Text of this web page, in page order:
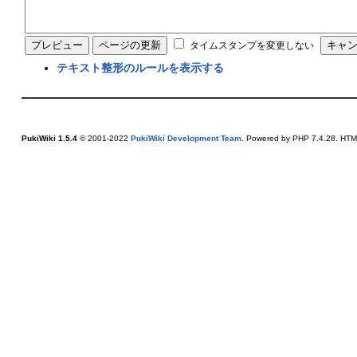
タイムスタンプを変更しない
テキスト整形のルールを表示する
PukiWiki 1.5.4© 2001-2022 PukiWiki Development Team. Powered by PHP 7.4.28.